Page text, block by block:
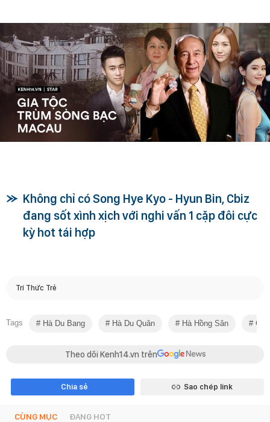
Không chỉ có Song Hye Kyo - Hyun Bin, Cbiz
đang sốt xình xịch với nghi vấn 1 cặp đôi cực
kỳ hot tái hợp
Trí Thức Trẻ
Tags Hà Du Bang Hà Du Quân Hà Hồng Sân Gia
Theo dõi Kenh14.vn trên
Chia sẻ Sao chép link
CÙNG MỤC ĐANG HOT